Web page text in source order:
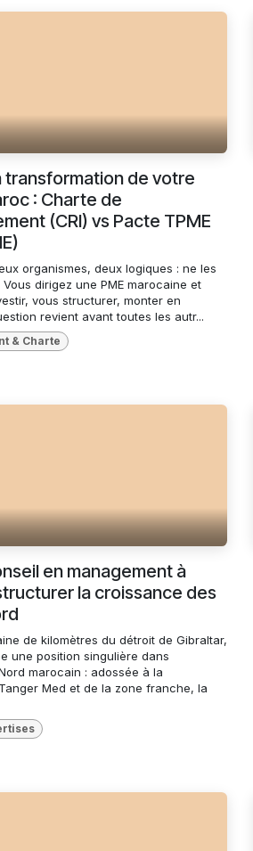
transformation de votre
: Charte de
(CRI) vs Pacte TPME
organismes, deux logiques : ne les
dirigez une PME marocaine et
vous structurer, monter en
revient avant toutes les autr...
& Charte
en management à
la croissance des
de kilomètres du détroit de Gibraltar,
une position singulière dans
marocain : adossée à la
Med et de la zone franche, la